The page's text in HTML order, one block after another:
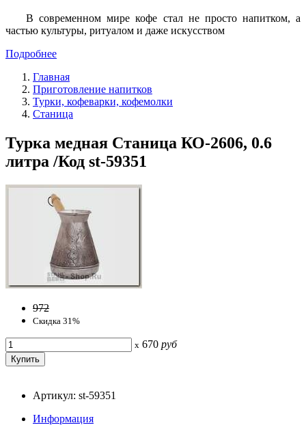
В современном мире кофе стал не просто напитком, а
частью культуры, ритуалом и даже искусством
Подробнее
Главная
Приготовление напитков
Турки, кофеварки, кофемолки
Станица
Турка медная Станица КО-2606, 0.6
литра /Код st-59351
972
Скидка 31%
x 670 руб
Артикул: st-59351
Информация